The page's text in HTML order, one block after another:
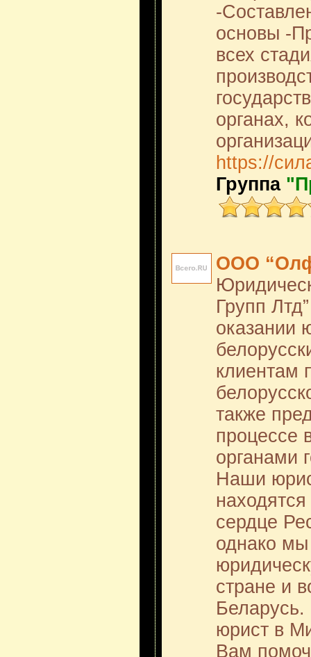
-
основы -
всех
органах,
https://
Группа
ООО
Групп
оказании
клиентам
также
процессе
органами
Наши
сердце
однако
стране и
юрист в
Вам